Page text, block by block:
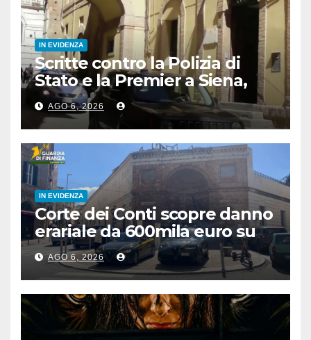
IN EVIDENZA
Scritte contro la Polizia di
Stato e la Premier a Siena,
denunciato 24enne
AGO 6, 2026
IN EVIDENZA
Corte dei Conti scopre danno
erariale da 600mila euro su
depuratori in Calabria
AGO 6, 2026